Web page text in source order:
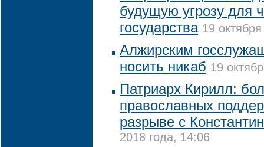
будущую угрозу для
государства 19
Алжирским
носить никаб 19
Патриарх Кирилл:
православных
разрыве с
2018 года, 14:06